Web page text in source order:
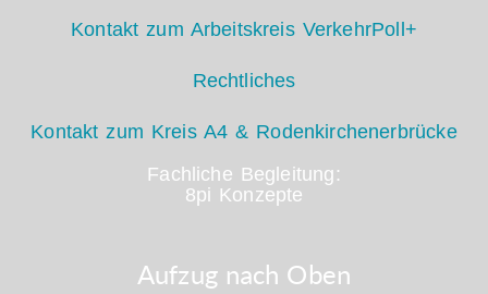
Kontakt zum Arbeitskreis VerkehrPoll+
Rechtliches
Kontakt zum Kreis A4 & Rodenkirchenerbrücke
Fachliche Begleitung:
8pi Konzepte
Aufzug nach Oben